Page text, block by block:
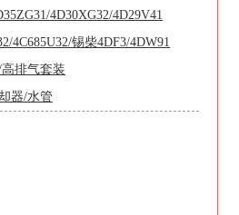
4D30XG32/4D29V41
4C685U32/锡柴4DF3/4DW91
排气套装
器/水管